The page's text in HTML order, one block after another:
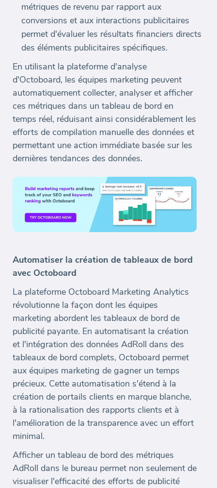
métriques de revenu par rapport aux
conversions et aux interactions publicitaires
permet d'évaluer les résultats financiers directs
des éléments publicitaires spécifiques.
En utilisant la plateforme d'analyse
d'Octoboard, les équipes marketing peuvent
automatiquement collecter, analyser et afficher
ces métriques dans un tableau de bord en
temps réel, réduisant ainsi considérablement les
efforts de compilation manuelle des données et
permettant une action immédiate basée sur les
dernières tendances des données.
Automatiser la création de tableaux de bord
avec Octoboard
La plateforme Octoboard Marketing Analytics
révolutionne la façon dont les équipes
marketing abordent les tableaux de bord de
publicité payante. En automatisant la création
et l'intégration des données AdRoll dans des
tableaux de bord complets, Octoboard permet
aux équipes marketing de gagner un temps
précieux. Cette automatisation s'étend à la
création de portails clients en marque blanche,
à la rationalisation des rapports clients et à
l'amélioration de la transparence avec un effort
minimal.
Afficher un tableau de bord des métriques
AdRoll dans le bureau permet non seulement de
visualiser l'efficacité des efforts de publicité